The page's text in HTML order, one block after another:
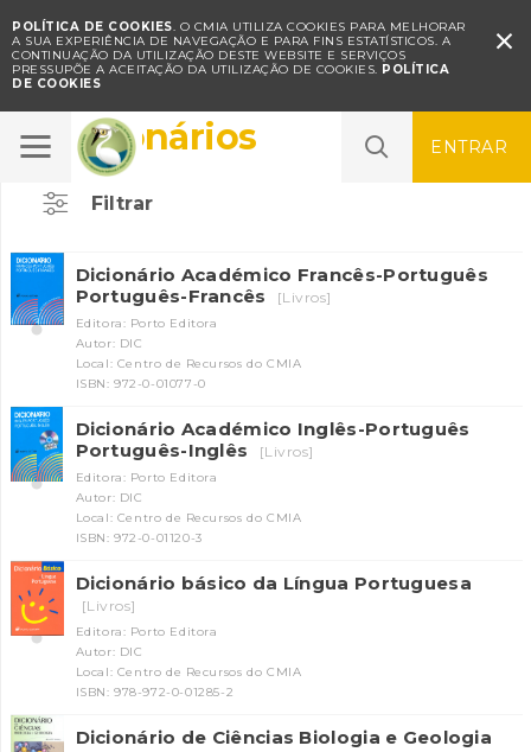
POLÍTICA DE COOKIES. O CMIA UTILIZA COOKIES PARA MELHORAR
A SUA EXPERIÊNCIA DE NAVEGAÇÃO E PARA FINS ESTATÍSTICOS. A
CONTINUAÇÃO DA UTILIZAÇÃO DESTE WEBSITE E SERVIÇOS
PRESSUPÕE A ACEITAÇÃO DA UTILIZAÇÃO DE COOKIES. POLÍTICA
DE COOKIES

ENTRAR
Dicionários
Filtrar
Dicionário Académico Francês-Português
Português-Francês
[Livros]
Editora: Porto Editora
Autor: DIC
Local: Centro de Recursos do CMIA
ISBN: 972-0-01077-0
Dicionário Académico Inglês-Português
Português-Inglês
[Livros]
Editora: Porto Editora
Autor: DIC
Local: Centro de Recursos do CMIA
ISBN: 972-0-01120-3
Dicionário básico da Língua Portuguesa
[Livros]
Editora: Porto Editora
Autor: DIC
Local: Centro de Recursos do CMIA
ISBN: 978-972-0-01285-2
Dicionário de Ciências Biologia e Geologia